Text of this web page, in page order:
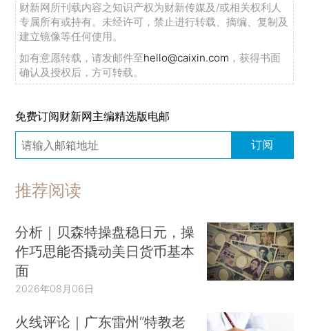
财新网所刊载内容之知识产权为财新传媒及/或相关权利人
专属所有或持有。未经许可，禁止进行转载、摘编、复制及
建立镜像等任何使用。
如有意愿转载，请发邮件至hello@caixin.com ，获得书面
确认及授权后，方可转载。
免费订阅财新网主编精选版电邮
订阅
推荐阅读
分析｜贝森特操盘稳日元，操
作巧思能否撬动美日货币基本
面
2026年08月06日
火线评论｜广东雷州“特教老